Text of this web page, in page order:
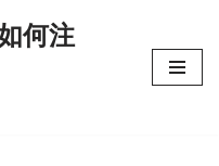
何注